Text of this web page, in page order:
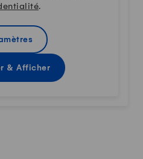
.
& Afficher